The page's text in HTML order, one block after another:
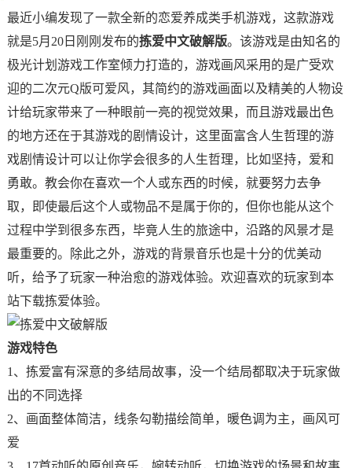
最近小编发现了一款全新的恋爱养成类手机游戏，这款游戏
就是5月20日刚刚发布的拣爱中文破解版。该游戏是由知名的
极光计划游戏工作室倾力打造的，游戏画风采用的是广受欢
迎的二次元Q版可爱风，其简约的游戏画面以及精美的人物设
计给玩家带来了一种眼前一亮的视觉效果，而且游戏最出色
的地方还在于其游戏的剧情设计，这里面富含人生哲理的游
戏剧情设计可以让你学会很多的人生哲理，比如坚持，爱和
勇敢。教会你在喜欢一个人或东西的时候，就要努力去争
取，即使最后这个人或物品不是属于你的，但你也能从这个
过程中学到很多东西，毕竟人生的旅途中，沿路的风景才是
最重要的。除此之外，游戏的背景音乐也是十分的优美动
听，给予了玩家一种治愈的游戏体验。欢迎喜欢的玩家到本
站下载拣爱体验。
游戏特色
1、拣爱富有深意的多结局故事，没一个结局都取决于玩家做
出的不同选择
2、画面整体简洁，线条勾勒描绘简单，暖色调为主，画风可
爱